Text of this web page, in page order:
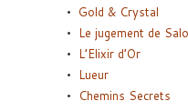
Gold & Crystal
Le jugement de
L’Elixir d’Or
Lueur
Chemins Secrets